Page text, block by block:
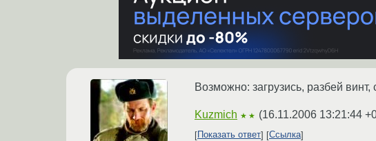
Возможно: загрузись, разбей
Kuzmich ★★ (16.11.2006 13:21:44
Показать ответ Ссылка